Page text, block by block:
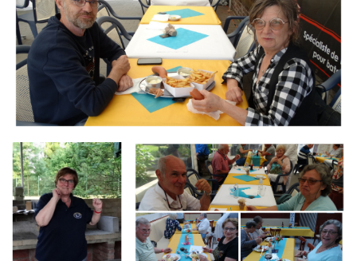
Branding
ARMCHAIR
Branding
ARMCHAIR